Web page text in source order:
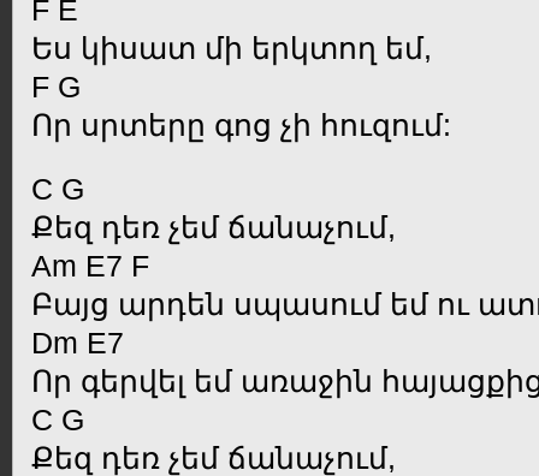
F E
Ես կիսատ մի երկտող եմ,
F G
Որ սրտերը գոց չի հուզում:
C G
Քեզ դեռ չեմ ճանաչում,
Am E7 F
Բայց արդեն սպասում եմ ու
Dm E7
Որ գերվել եմ առաջին
C G
Քեզ դեռ չեմ ճանաչում,